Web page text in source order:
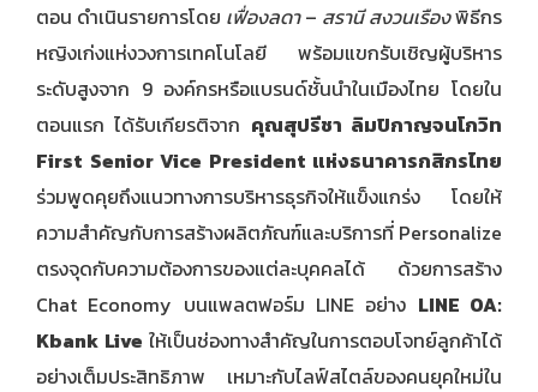
ตอน ดำเนินรายการโดย เฟื่องลดา– สรานี สงวนเรืองพิธีกร
หญิงเก่งแห่งวงการเทคโนโลยี พร้อมแขกรับเชิญผู้บริหาร
ระดับสูงจาก 9 องค์กรหรือแบรนด์ชั้นนำในเมืองไทย โดยใน
ตอนแรก ได้รับเกียรติจาก คุณสุปรีชา ลิมปิกาญจนโกวิท
First Senior Vice President แห่งธนาคารกสิกรไทย
ร่วมพูดคุยถึงแนวทางการบริหารธุรกิจให้แข็งแกร่ง โดยให้
ความสำคัญกับการสร้างผลิตภัณฑ์และบริการที่ Personalize
ตรงจุดกับความต้องการของแต่ละบุคคลได้ ด้วยการสร้าง
Chat Economy บนแพลตฟอร์ม LINE อย่าง LINE OA:
Kbank Live ให้เป็นช่องทางสำคัญในการตอบโจทย์ลูกค้าได้
อย่างเต็มประสิทธิภาพ เหมาะกับไลฟ์สไตล์ของคนยุคใหม่ใน